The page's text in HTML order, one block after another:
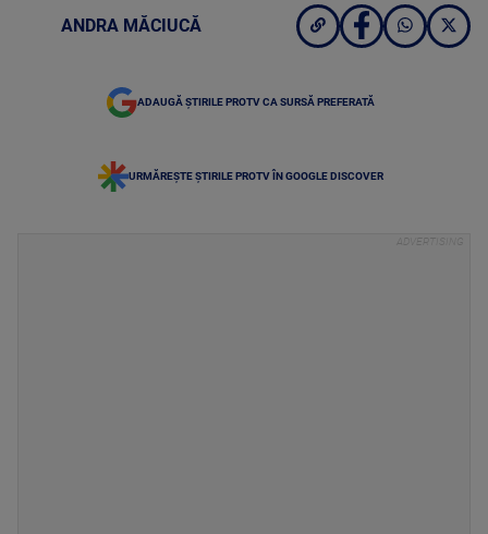
ANDRA MĂCIUCĂ
ADAUGĂ ȘTIRILE PROTV CA SURSĂ PREFERATĂ
URMĂREȘTE ȘTIRILE PROTV ÎN GOOGLE DISCOVER